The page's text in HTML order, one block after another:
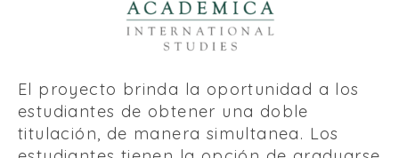
El proyecto brinda la oportunidad a los
estudiantes de obtener una doble
titulación, de manera simultanea. Los